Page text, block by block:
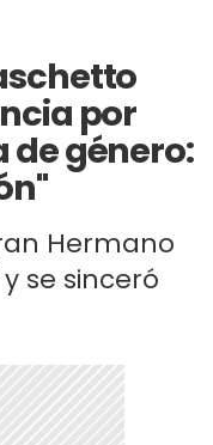
por
de género:
Hermano
se sinceró